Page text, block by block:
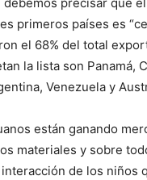
primeros países es
el 68% del total
la lista son Panamá,
Venezuela y
están ganando
materiales y sobre
de los niños